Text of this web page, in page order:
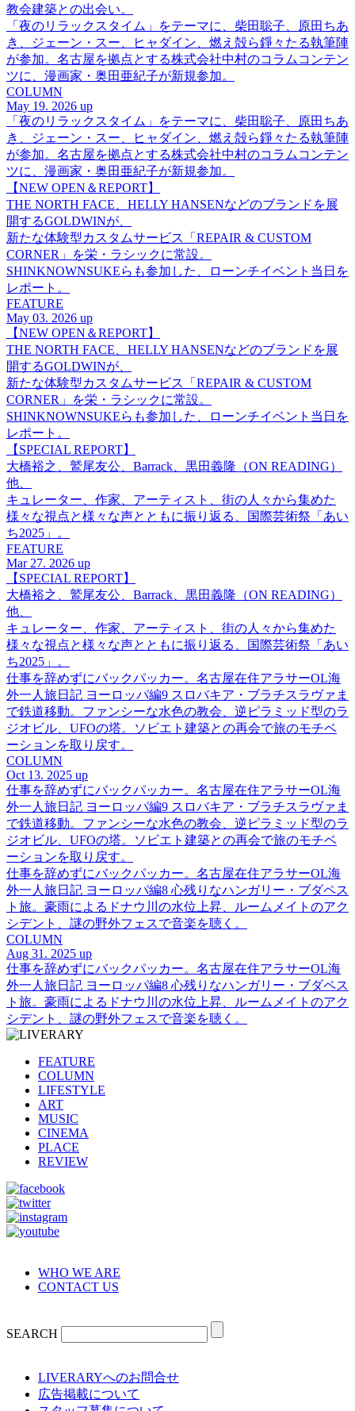
教会建築との出会い。
「夜のリラックスタイム」をテーマに、柴田聡子、原田ちあ
き、ジェーン・スー、ヒャダイン、燃え殻ら錚々たる執筆陣
が参加。名古屋を拠点とする株式会社中村のコラムコンテン
ツに、漫画家・奥田亜紀子が新規参加。
COLUMN
May 19. 2026 up
「夜のリラックスタイム」をテーマに、柴田聡子、原田ちあ
き、ジェーン・スー、ヒャダイン、燃え殻ら錚々たる執筆陣
が参加。名古屋を拠点とする株式会社中村のコラムコンテン
ツに、漫画家・奥田亜紀子が新規参加。
【NEW OPEN＆REPORT】
THE NORTH FACE、HELLY HANSENなどのブランドを展
開するGOLDWINが、
新たな体験型カスタムサービス「REPAIR & CUSTOM
CORNER」を栄・ラシックに常設。
SHINKNOWNSUKEらも参加した、ローンチイベント当日を
レポート。
FEATURE
May 03. 2026 up
【NEW OPEN＆REPORT】
THE NORTH FACE、HELLY HANSENなどのブランドを展
開するGOLDWINが、
新たな体験型カスタムサービス「REPAIR & CUSTOM
CORNER」を栄・ラシックに常設。
SHINKNOWNSUKEらも参加した、ローンチイベント当日を
レポート。
【SPECIAL REPORT】
大橋裕之、鷲尾友公、Barrack、黒田義隆（ON READING）
他、
キュレーター、作家、アーティスト、街の人々から集めた
様々な視点と様々な声とともに振り返る、国際芸術祭「あい
ち2025」。
FEATURE
Mar 27. 2026 up
【SPECIAL REPORT】
大橋裕之、鷲尾友公、Barrack、黒田義隆（ON READING）
他、
キュレーター、作家、アーティスト、街の人々から集めた
様々な視点と様々な声とともに振り返る、国際芸術祭「あい
ち2025」。
仕事を辞めずにバックパッカー。名古屋在住アラサーOL海
外一人旅日記 ヨーロッパ編9 スロバキア・ブラチスラヴァま
で鉄道移動。ファンシーな水色の教会、逆ピラミッド型のラ
ジオビル、UFOの塔。ソビエト建築との再会で旅のモチベ
ーションを取り戻す。
COLUMN
Oct 13. 2025 up
仕事を辞めずにバックパッカー。名古屋在住アラサーOL海
外一人旅日記 ヨーロッパ編9 スロバキア・ブラチスラヴァま
で鉄道移動。ファンシーな水色の教会、逆ピラミッド型のラ
ジオビル、UFOの塔。ソビエト建築との再会で旅のモチベ
ーションを取り戻す。
仕事を辞めずにバックパッカー。名古屋在住アラサーOL海
外一人旅日記 ヨーロッパ編8 心残りなハンガリー・ブダペス
ト旅。豪雨によるドナウ川の水位上昇、ルームメイトのアク
シデント、謎の野外フェスで音楽を聴く。
COLUMN
Aug 31. 2025 up
仕事を辞めずにバックパッカー。名古屋在住アラサーOL海
外一人旅日記 ヨーロッパ編8 心残りなハンガリー・ブダペス
ト旅。豪雨によるドナウ川の水位上昇、ルームメイトのアク
シデント、謎の野外フェスで音楽を聴く。
FEATURE
COLUMN
LIFESTYLE
ART
MUSIC
CINEMA
PLACE
REVIEW
WHO WE ARE
CONTACT US
SEARCH
LIVERARYへのお問合せ
広告掲載について